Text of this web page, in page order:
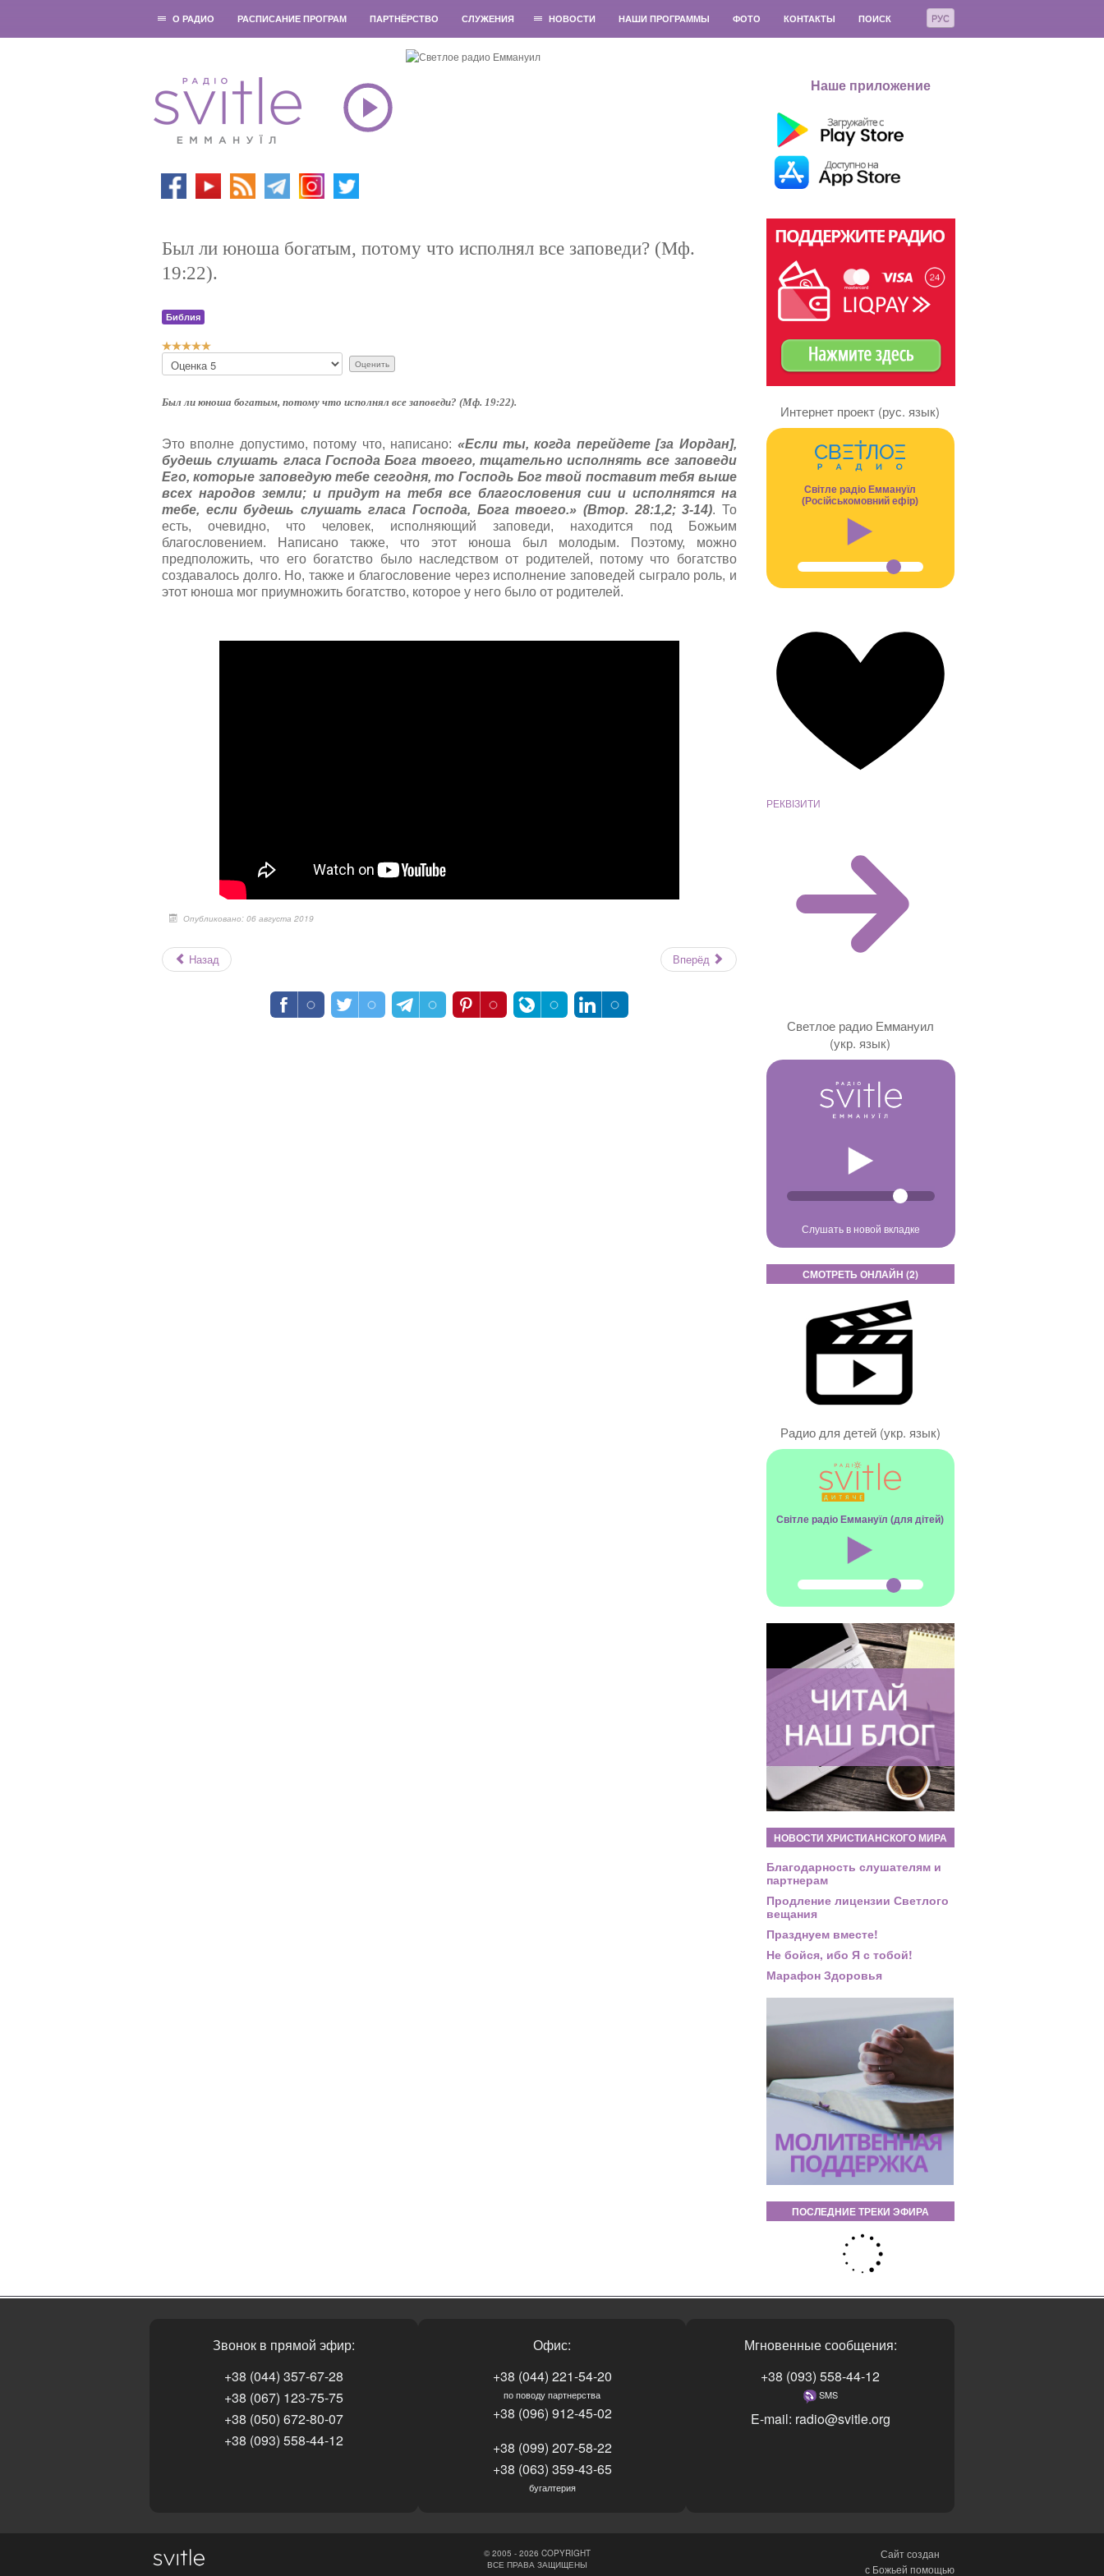
РУС
О РАДИО РАСПИСАНИЕ ПРОГРАМ ПАРТНЁРСТВО СЛУЖЕНИЯ НОВОСТИ НАШИ ПРОГРАММЫ ФОТО КОНТАКТЫ ПОИСК
Наше приложение
Был ли юноша богатым, потому что исполнял все заповеди? (Мф.
19:22).
Библия
Р
й
и
г
:
5
/
5
П
о
а
й
с
т
а
,
о
ц
е
н
и
т
Был ли юноша богатым, потому что исполнял все заповеди? (Мф. 19:22).
Это вполне допустимо, потому что, написано: «Если ты, когда перейдете [за Иордан],
будешь слушать гласа Господа Бога твоего, тщательно исполнять все заповеди
Его, которые заповедую тебе сегодня, то Господь Бог твой поставит тебя выше
всех народов земли; и придут на тебя все благословения сии и исполнятся на
тебе, если будешь слушать гласа Господа, Бога твоего.» (Втор. 28:1,2; 3-14). То
есть, очевидно, что человек, исполняющий заповеди, находится под Божьим
благословением. Написано также, что этот юноша был молодым. Поэтому, можно
предположить, что его богатство было наследством от родителей, потому что богатство
создавалось долго. Но, также и благословение через исполнение заповедей сыграло роль, и
этот юноша мог приумножить богатство, которое у него было от родителей.
Опубликовано: 06 августа 2019
Назад Вперёд
Интернет проект (рус. язык)
Світле радіо Еммануїл
(Російськомовний ефір)
РЕКВІЗИТИ
Светлое радио Еммануил
(укр. язык)
Слушать в новой вкладке
СМОТРЕТЬ ОНЛАЙН (2)
Радио для детей (укр. язык)
Світле радіо Еммануїл (для дітей)
НОВОСТИ ХРИСТИАНСКОГО МИРА
Благодарность слушателям и
партнерам
Продление лицензии Светлого
вещания
Празднуем вместе!
Не бойся, ибо Я с тобой!
Марафон Здоровья
ПОСЛЕДНИЕ ТРЕКИ ЭФИРА
Звонок в прямой эфир:
+38 (044) 357-67-28
+38 (067) 123-75-75
+38 (050) 672-80-07
+38 (093) 558-44-12
Офис:
+38 (044) 221-54-20
по поводу партнерства
+38 (096) 912-45-02
+38 (099) 207-58-22
+38 (063) 359-43-65
бугалтерия
Мгновенные сообщения:
+38 (093) 558-44-12
SMS
E-mail: radio@svitle.org
Сайт создан
с Божьей помощью
© 2005 - 2026 COPYRIGHT
ВСЕ ПРАВА ЗАЩИЩЕНЫ